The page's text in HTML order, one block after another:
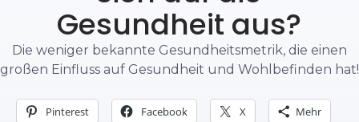
Gesundheit aus?
Die weniger bekannte Gesundheitsmetrik, die einen
großen Einfluss auf Gesundheit und Wohlbefinden hat!
Pinterest Facebook X Mehr